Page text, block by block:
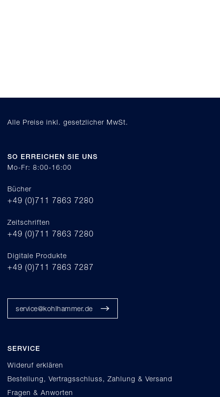
Alle Preise inkl. gesetzlicher MwSt.
SO ERREICHEN SIE UNS
Mo-Fr: 8:00-16:00
Bücher
+49 (0)711 7863 7280
Zeitschriften
+49 (0)711 7863 7280
Digitale Produkte
+49 (0)711 7863 7287
service@kohlhammer.de
SERVICE
Wideruf erklären
Bestellung, Vertragsschluss, Zahlung & Versand
Fragen & Anworten